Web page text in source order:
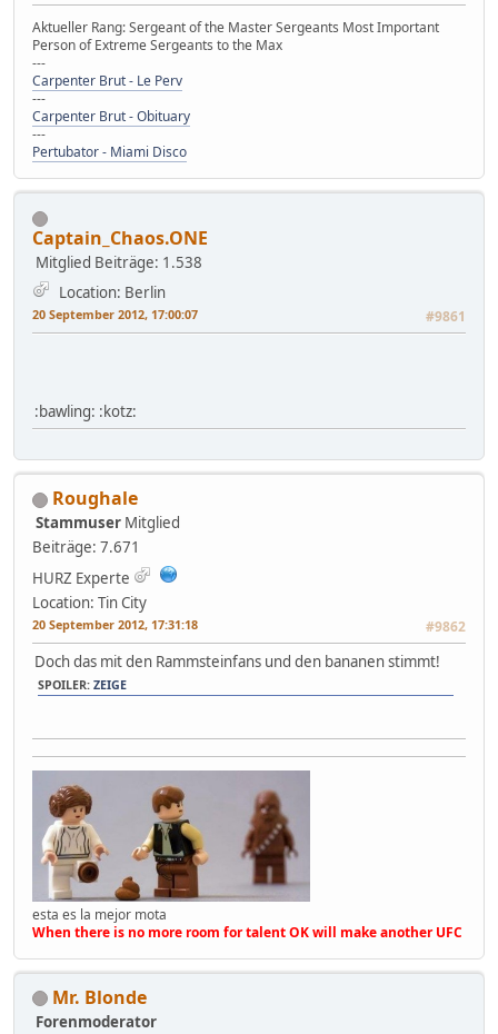
Aktueller Rang: Sergeant of the Master Sergeants Most Important
Person of Extreme Sergeants to the Max
---
Carpenter Brut - Le Perv
---
Carpenter Brut - Obituary
---
Pertubator - Miami Disco
Captain_Chaos.ONE
Mitglied Beiträge: 1.538
Location: Berlin
20 September 2012, 17:00:07 #9861
:bawling: :kotz:
Roughale
Stammuser Mitglied
Beiträge: 7.671
HURZ Experte
Location: Tin City
20 September 2012, 17:31:18 #9862
Doch das mit den Rammsteinfans und den bananen stimmt!
SPOILER: ZEIGE
esta es la mejor mota
When there is no more room for talent OK will make another UFC
Mr. Blonde
Forenmoderator